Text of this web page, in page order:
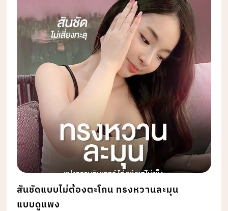
สันชัดแบบไม่ต้องตะโกน ทรงหวานละมุน
แบบดูแพง